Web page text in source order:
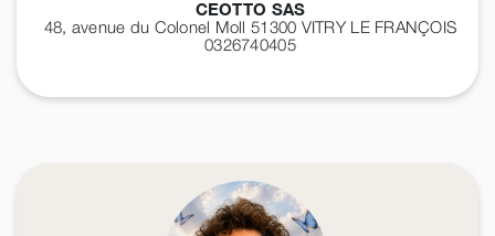
CEOTTO SAS
48, avenue du Colonel Moll 51300 VITRY LE FRANÇOIS
0326740405